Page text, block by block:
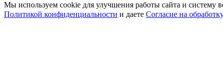
Мы используем cookie для улучшения работы сайта и систему
Политикой конфиденциальности и даете Согласие на